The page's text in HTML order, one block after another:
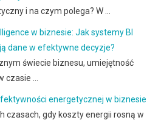
i na czym polega? W …
w biznesie: Jak systemy BI
dane w efektywne decyzje?
świecie biznesu, umiejętność
czasie …
energetycznej w biznesie
czasach, gdy koszty energii rosną w